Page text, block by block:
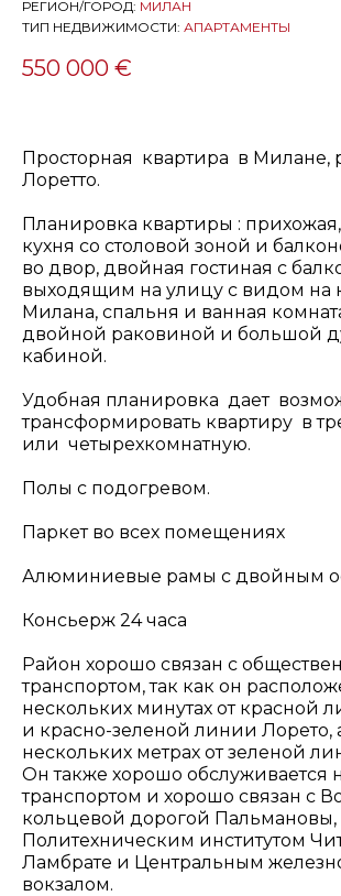
РЕГИОН/ГОРОД: МИЛАН
ТИП НЕДВИЖИМОСТИ: АПАРТАМЕНТЫ
550 000 €
Просторная квартира в Милане,
Лоретто.
Планировка квартиры :
кухня со столовой зоной и
во двор, двойная гостиная с
выходящим на улицу с видом на
Милана, спальня и ванная
двойной раковиной и большой
кабиной.
Удобная планировка дает
трансформировать квартиру в
или четырехкомнатную.
Полы с подогревом.
Паркет во всех помещениях
Алюминиевые рамы с двойным
Консьерж 24 часа
Район хорошо связан с
транспортом, так как он
нескольких минутах от красной
и красно-зеленой линии Лорето,
нескольких метрах от зеленой
Он также хорошо обслуживается
транспортом и хорошо связан с
кольцевой дорогой Пальмановы,
Политехническим институтом
Ламбрате и Центральным
вокзалом.